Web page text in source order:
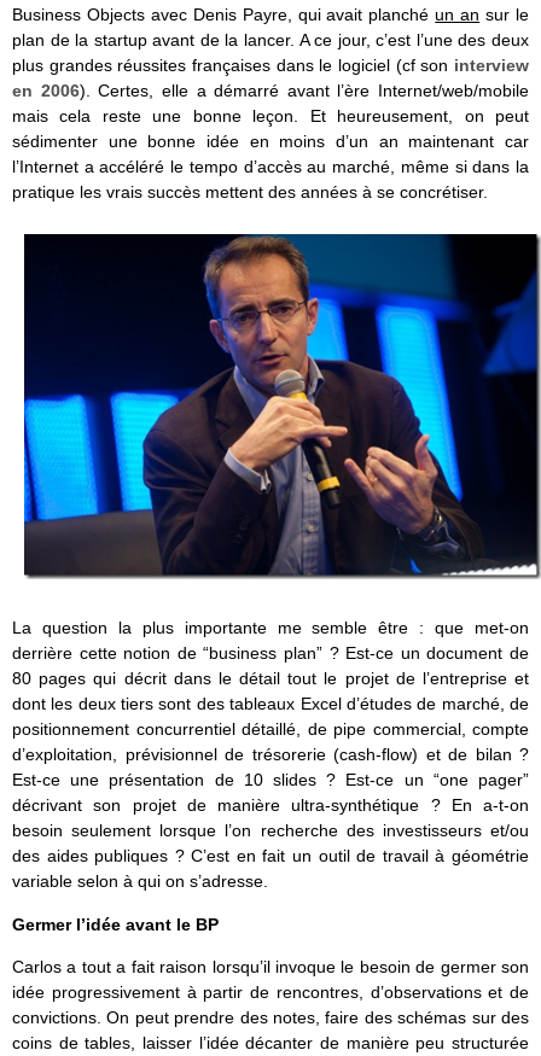
Business Objects avec Denis Payre, qui avait planchéun an sur le
plan de la startup avant de la lancer. A ce jour, c’est l’une des deux
plus grandes réussites françaises dans le logiciel (cf son interview
en 2006). Certes, elle a démarré avant l’ère Internet/web/mobile
mais cela reste une bonne leçon. Et heureusement, on peut
sédimenter une bonne idée en moins d’un an maintenant car
l’Internet a accéléré le tempo d’accès au marché, même si dans la
pratique les vrais succès mettent des années à se concrétiser.
La question la plus importante me semble être : que met-on
derrière cette notion de “business plan” ? Est-ce un document de
80 pages qui décrit dans le détail tout le projet de l’entreprise et
dont les deux tiers sont des tableaux Excel d’études de marché, de
positionnement concurrentiel détaillé, de pipe commercial, compte
d’exploitation, prévisionnel de trésorerie (cash-flow) et de bilan ?
Est-ce une présentation de 10 slides ? Est-ce un “one pager”
décrivant son projet de manière ultra-synthétique ? En a-t-on
besoin seulement lorsque l’on recherche des investisseurs et/ou
des aides publiques ? C’est en fait un outil de travail à géométrie
variable selon à qui on s’adresse.
Germer l’idée avant le BP
Carlos a tout a fait raison lorsqu’il invoque le besoin de germer son
idée progressivement à partir de rencontres, d’observations et de
convictions. On peut prendre des notes, faire des schémas sur des
coins de tables, laisser l’idée décanter de manière peu structurée